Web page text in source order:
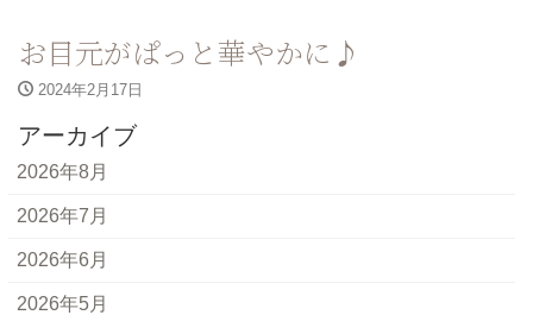
お目元がぱっと華やかに♪
2024年2月17日
アーカイブ
2026年8月
2026年7月
2026年6月
2026年5月